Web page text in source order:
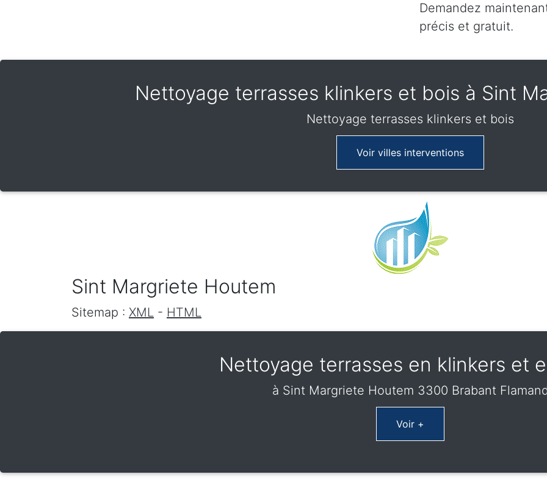
Demandez
précis et gratuit.
Nettoyage terrasses klinkers et bois à Sint
Nettoyage terrasses klinkers et bois
Voir villes interventions
Sint Margriete Houtem
Sitemap : XML - HTML
Nettoyage terrasses en klinkers et
à Sint Margriete Houtem 3300 Brabant
Voir +